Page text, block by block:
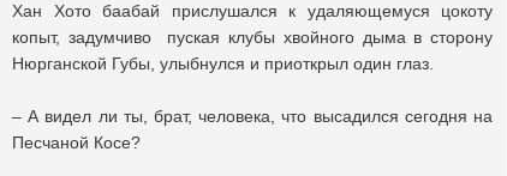
Хан Хото баабай прислушался к удаляющемуся цокоту
копыт, задумчиво пуская клубы хвойного дыма в сторону
Нюрганской Губы, улыбнулся и приоткрыл один глаз.
– А видел ли ты, брат, человека, что высадился сегодня на
Песчаной Косе?